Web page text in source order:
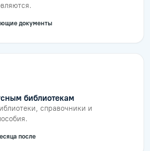
документы
библиотекам
справочники и
после